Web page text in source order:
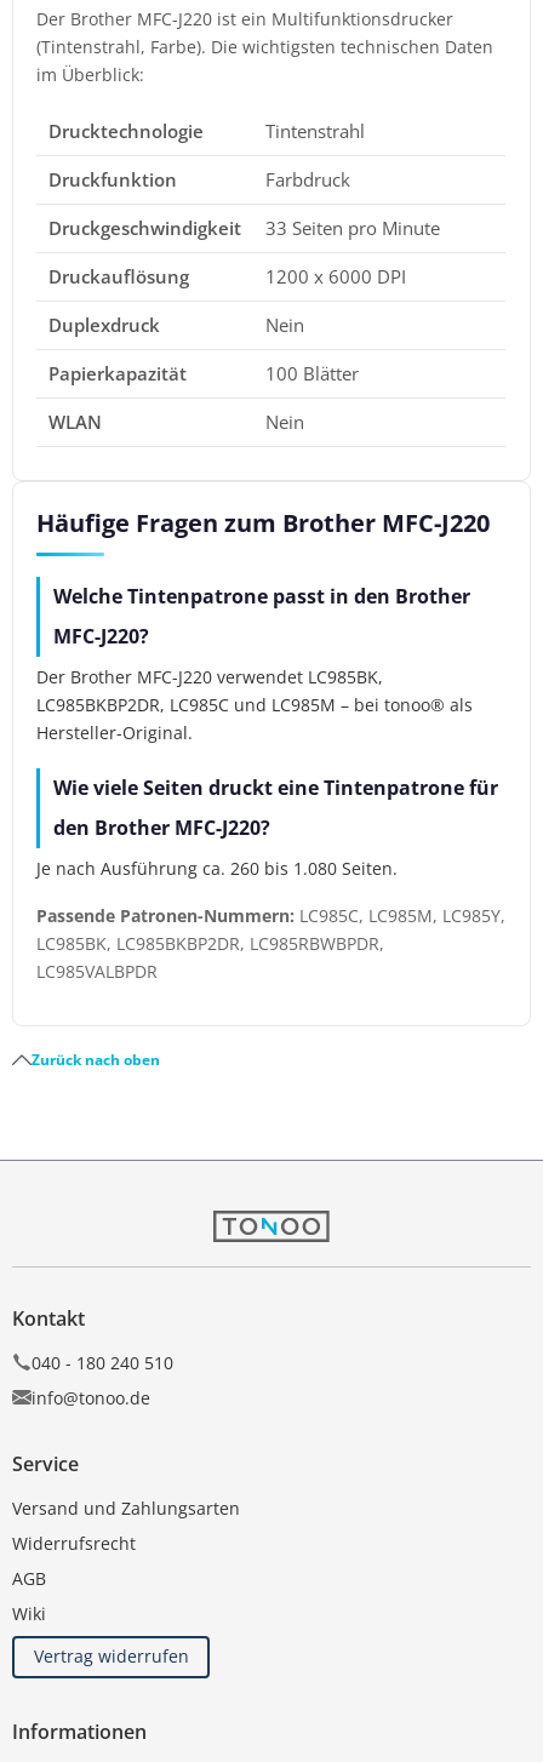
Der Brother MFC-J220 ist ein Multifunktionsdrucker
(Tintenstrahl, Farbe). Die wichtigsten technischen Daten
im Überblick:
Drucktechnologie
Tintenstrahl
Druckfunktion
Farbdruck
Druckgeschwindigkeit
33 Seiten pro Minute
Druckauflösung
1200 x 6000 DPI
Duplexdruck
Nein
Papierkapazität
100 Blätter
WLAN
Nein
Häufige Fragen zum Brother MFC-J220
Welche Tintenpatrone passt in den Brother
MFC-J220?
Der Brother MFC-J220 verwendet LC985BK,
LC985BKBP2DR, LC985C und LC985M – bei tonoo® als
Hersteller-Original.
Wie viele Seiten druckt eine Tintenpatrone für
den Brother MFC-J220?
Je nach Ausführung ca. 260 bis 1.080 Seiten.
Passende Patronen-Nummern: LC985C, LC985M, LC985Y,
LC985BK, LC985BKBP2DR, LC985RBWBPDR,
LC985VALBPDR
Zurück nach oben
Kontakt
040 - 180 240 510
info@tonoo.de
Service
Versand und Zahlungsarten
Widerrufsrecht
AGB
Wiki
Vertrag widerrufen
Informationen